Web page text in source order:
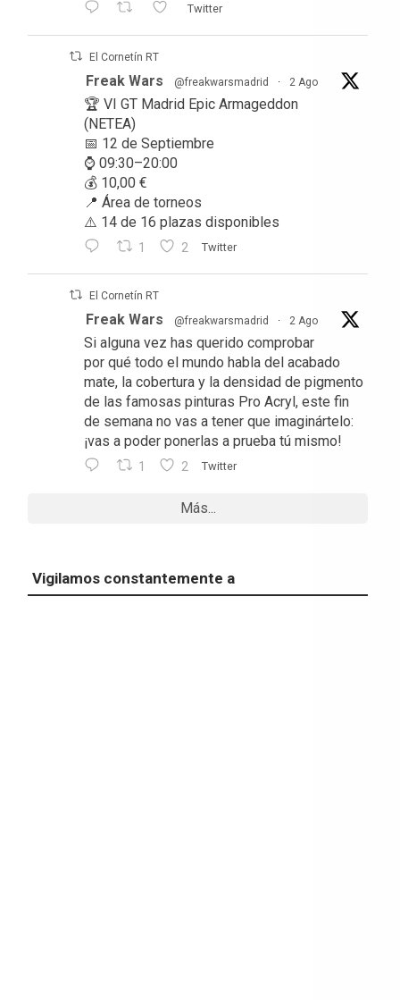
Twitter
El Cornetín RT
Freak Wars @freakwarsmadrid · 2 Ago
🏆 VI GT Madrid Epic Armageddon
(NETEA)
📅 12 de Septiembre
⌚ 09:30–20:00
💰 10,00 €
📍 Área de torneos
⚠️ 14 de 16 plazas disponibles
1 2 Twitter
El Cornetín RT
Freak Wars @freakwarsmadrid · 2 Ago
Si alguna vez has querido comprobar
por qué todo el mundo habla del acabado
mate, la cobertura y la densidad de pigmento
de las famosas pinturas Pro Acryl, este fin
de semana no vas a tener que imaginártelo:
¡vas a poder ponerlas a prueba tú mismo!
1 2 Twitter
Más...
Vigilamos constantemente a